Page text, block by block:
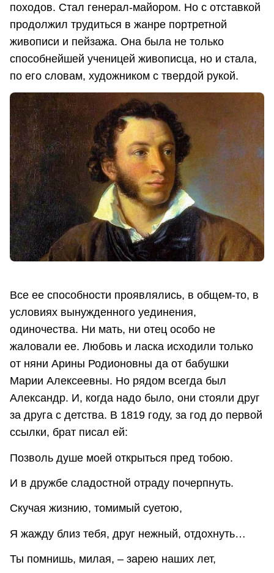
походов. Стал генерал-майором. Но с отставкой
продолжил трудиться в жанре портретной
живописи и пейзажа. Она была не только
способнейшей ученицей живописца, но и стала,
по его словам, художником с твердой рукой.
Все ее способности проявлялись, в общем-то, в
условиях вынужденного уединения,
одиночества. Ни мать, ни отец особо не
жаловали ее. Любовь и ласка исходили только
от няни Арины Родионовны да от бабушки
Марии Алексеевны. Но рядом всегда был
Александр. И, когда надо было, они стояли друг
за друга с детства. В 1819 году, за год до первой
ссылки, брат писал ей:
Позволь душе моей открыться пред тобою.
И в дружбе сладостной отраду почерпнуть.
Скучая жизнию, томимый суетою,
Я жажду близ тебя, друг нежный, отдохнуть…
Ты помнишь, милая, – зарею наших лет,